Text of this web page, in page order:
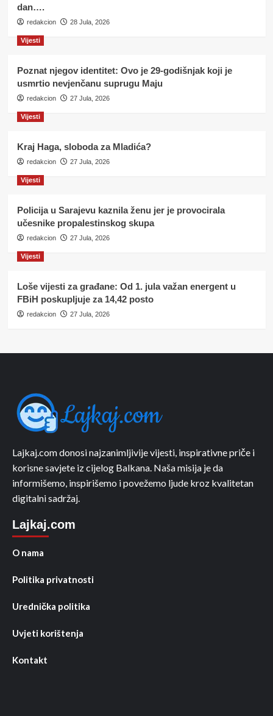
dan….
redakcion 28 Jula, 2026
Vijesti
Poznat njegov identitet: Ovo je 29-godišnjak koji je
usmrtio nevjenčanu suprugu Maju
redakcion 27 Jula, 2026
Vijesti
Kraj Haga, sloboda za Mladića?
redakcion 27 Jula, 2026
Vijesti
Policija u Sarajevu kaznila ženu jer je provocirala
učesnike propalestinskog skupa
redakcion 27 Jula, 2026
Vijesti
Loše vijesti za građane: Od 1. jula važan energent u
FBiH poskupljuje za 14,42 posto
redakcion 27 Jula, 2026
Lajkaj.com donosi najzanimljivije vijesti, inspirativne priče i
korisne savjete iz cijelog Balkana. Naša misija je da
informišemo, inspirišemo i povežemo ljude kroz kvalitetan
digitalni sadržaj.
Lajkaj.com
O nama
Politika privatnosti
Urednička politika
Uvjeti korištenja
Kontakt